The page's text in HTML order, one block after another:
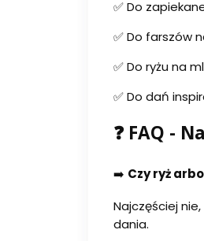
✅ Do
✅ Do farszów
✅ Do ryżu na
✅ Do dań
❓ FAQ -
➡️ Czy ryż
Najczęściej
dania.